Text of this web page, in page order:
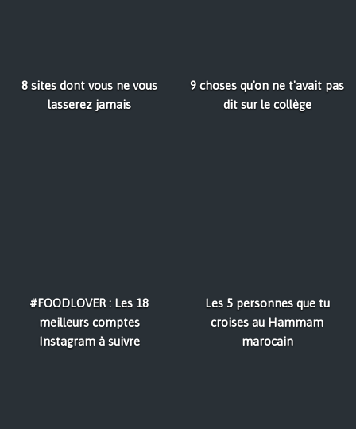
8 sites dont vous ne vous
lasserez jamais
9 choses qu'on ne t'avait pas
dit sur le collège
#FOODLOVER : Les 18
meilleurs comptes
Instagram à suivre
Les 5 personnes que tu
croises au Hammam
marocain